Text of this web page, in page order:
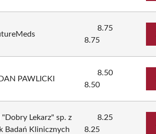
8.75
8.75
PAWLICKI
8.50
8.50
Lekarz" sp. z
Badań Klinicznych
8.25
8.25